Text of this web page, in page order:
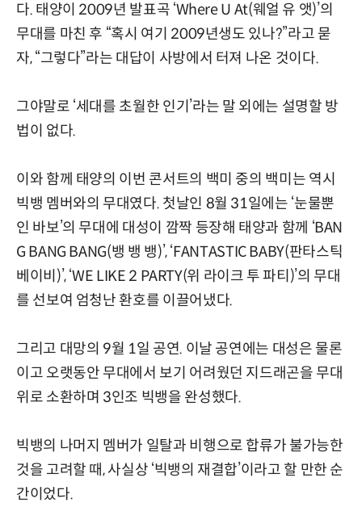
다. 태양이 2009년 발표곡 ‘Where U At(웨얼 유 앳)’의
무대를 마친 후 “혹시 여기 2009년생도 있나?”라고 묻
자, “그렇다”라는 대답이 사방에서 터져 나온 것이다.
그야말로 ‘세대를 초월한 인기’라는 말 외에는 설명할 방
법이 없다.
이와 함께 태양의 이번 콘서트의 백미 중의 백미는 역시
빅뱅 멤버와의 무대였다. 첫날인 8월 31일에는 ‘눈물뿐
인 바보’의 무대에 대성이 깜짝 등장해 태양과 함께 ‘BAN
G BANG BANG(뱅 뱅 뱅)’, ‘FANTASTIC BABY(판타스틱
베이비)’, ‘WE LIKE 2 PARTY(위 라이크 투 파티)’의 무대
를 선보여 엄청난 환호를 이끌어냈다.
그리고 대망의 9월 1일 공연. 이날 공연에는 대성은 물론
이고 오랫동안 무대에서 보기 어려웠던 지드래곤을 무대
위로 소환하며 3인조 빅뱅을 완성했다.
빅뱅의 나머지 멤버가 일탈과 비행으로 합류가 불가능한
것을 고려할 때, 사실상 ‘빅뱅의 재결합’이라고 할 만한 순
간이었다.